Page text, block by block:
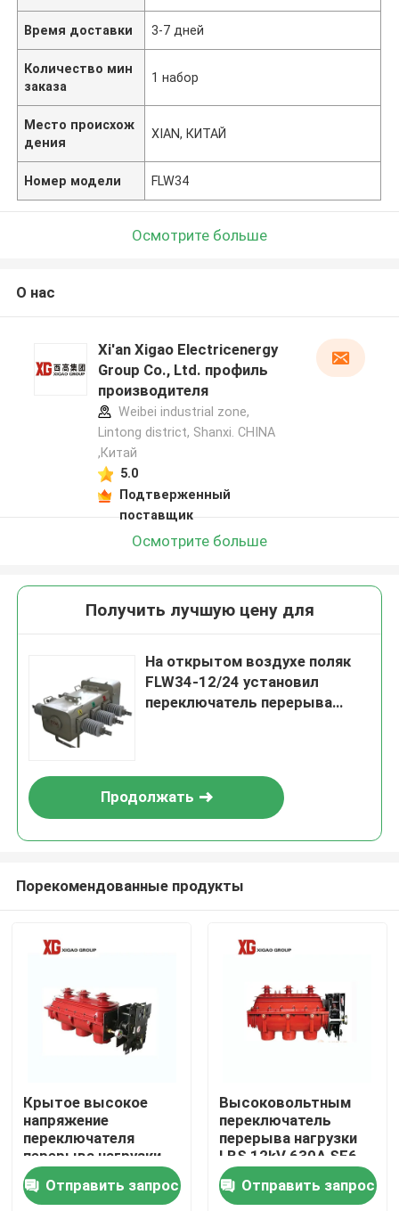
Дом
Продукты
О нас
Время доставки 3-7 дней
Количество мин
заказа
1 набор
Место происхож
дения
XIAN, КИТАЙ
Номер модели FLW34
Осмотрите больше
О нас
Xi'an Xigao Electricenergy
Group Co., Ltd. профиль
производителя
Weibei industrial zone,
Lintong district, Shanxi. CHINA
,Китай
5.0
Подтверженный
поставщик
Осмотрите больше
Получить лучшую цену для
На открытом воздухе поляк
FLW34-12/24 установил
переключатель перерыва
Продолжать
Порекомендованные продукты
Крытое высокое
напряжение
переключателя
перерыва нагрузки
11kv 12kV SF6
Отправить запрос
Высоковольтным
переключатель
перерыва нагрузки
LBS 12kV 630A SF6
изолированный
газомОтправить запрос